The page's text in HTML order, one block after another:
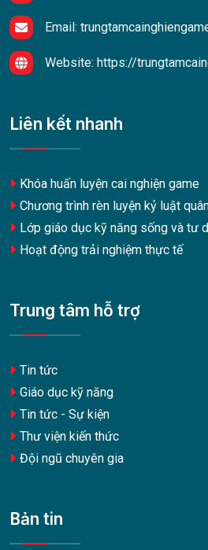
Email:
Website: https://
Liên kết nhanh
Khóa huấn luyện cai nghiện game
Chương trình rèn luyện kỷ luật
Lớp giáo dục kỹ năng sống và tư
Hoạt động trải nghiệm thực tế
Trung tâm hỗ trợ
Tin tức
Giáo dục kỹ năng
Tin tức - Sự kiện
Thư viện kiến thức
Đội ngũ chuyên gia
Bản tin